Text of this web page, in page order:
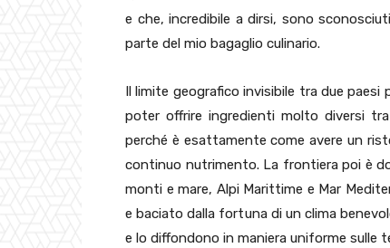
e che, incredibile a dirsi, sono
parte del mio bagaglio culinario.
Il limite geografico invisibile tra due
poter offrire ingredienti molto diversi
perché è esattamente come avere un
continuo nutrimento. La frontiera poi è
monti e mare, Alpi Marittime e Mar
e baciato dalla fortuna di un clima
e lo diffondono in maniera uniforme sulle